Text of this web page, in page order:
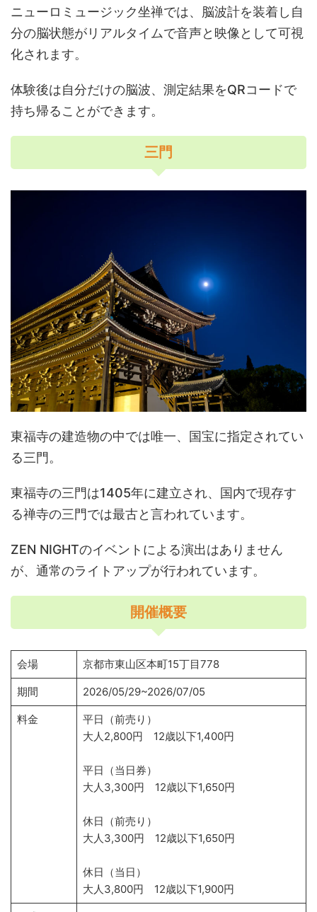
ニューロミュージック坐禅では、脳波計を装着し自
分の脳状態がリアルタイムで音声と映像として可視
化されます。
体験後は自分だけの脳波、測定結果をQRコードで
持ち帰ることができます。
三門
東福寺の建造物の中では唯一、国宝に指定されてい
る三門。
東福寺の三門は1405年に建立され、国内で現存す
る禅寺の三門では最古と言われています。
ZEN NIGHTのイベントによる演出はありません
が、通常のライトアップが行われています。
開催概要
会場 京都市東山区本町15丁目778
期間 2026/05/29~2026/07/05
料金
平日（前売り）
大人2,800円 12歳以下1,400円
平日（当日券）
大人3,300円 12歳以下1,650円
休日（前売り）
大人3,300円 12歳以下1,650円
休日（当日）
大人3,800円 12歳以下1,900円